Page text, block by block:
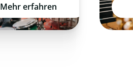
Mehr erfahren